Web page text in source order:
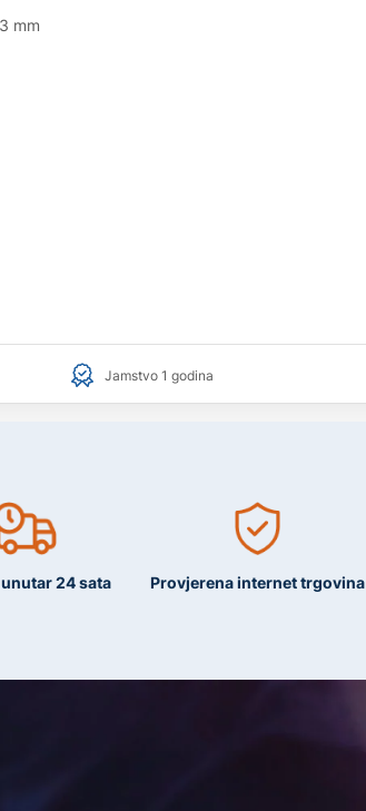
mm
Jamstvo 1 godina
24 sata Provjerena internet trgovina